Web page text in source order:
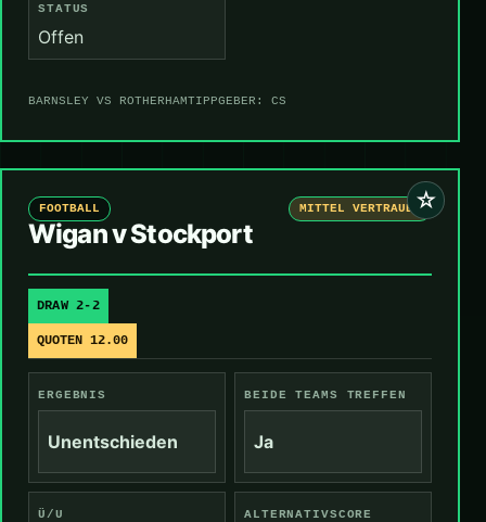
STATUS
Offen
BARNSLEY VS ROTHERHAMTIPPGEBER: CS
☆
FOOTBALL MITTEL VERTRAUEN
Wigan v Stockport
DRAW 2-2
QUOTEN 12.00
ERGEBNIS
Unentschieden
BEIDE TEAMS TREFFEN
Ja
Ü/U ALTERNATIVSCORE